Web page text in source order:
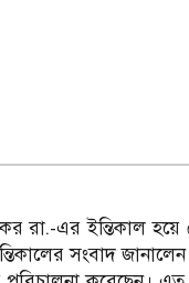
এর ইন্তিকাল হয়ে
সংবাদ